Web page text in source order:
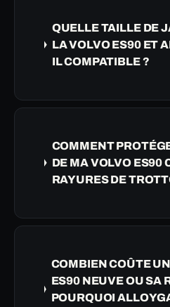
QUELLE TAILLE DE
LA VOLVO ES90 ET
IL COMPATIBLE ?
COMMENT
DE MA VOLVO ES90
RAYURES DE
COMBIEN COÛTE
ES90 NEUVE OU SA
POURQUOI